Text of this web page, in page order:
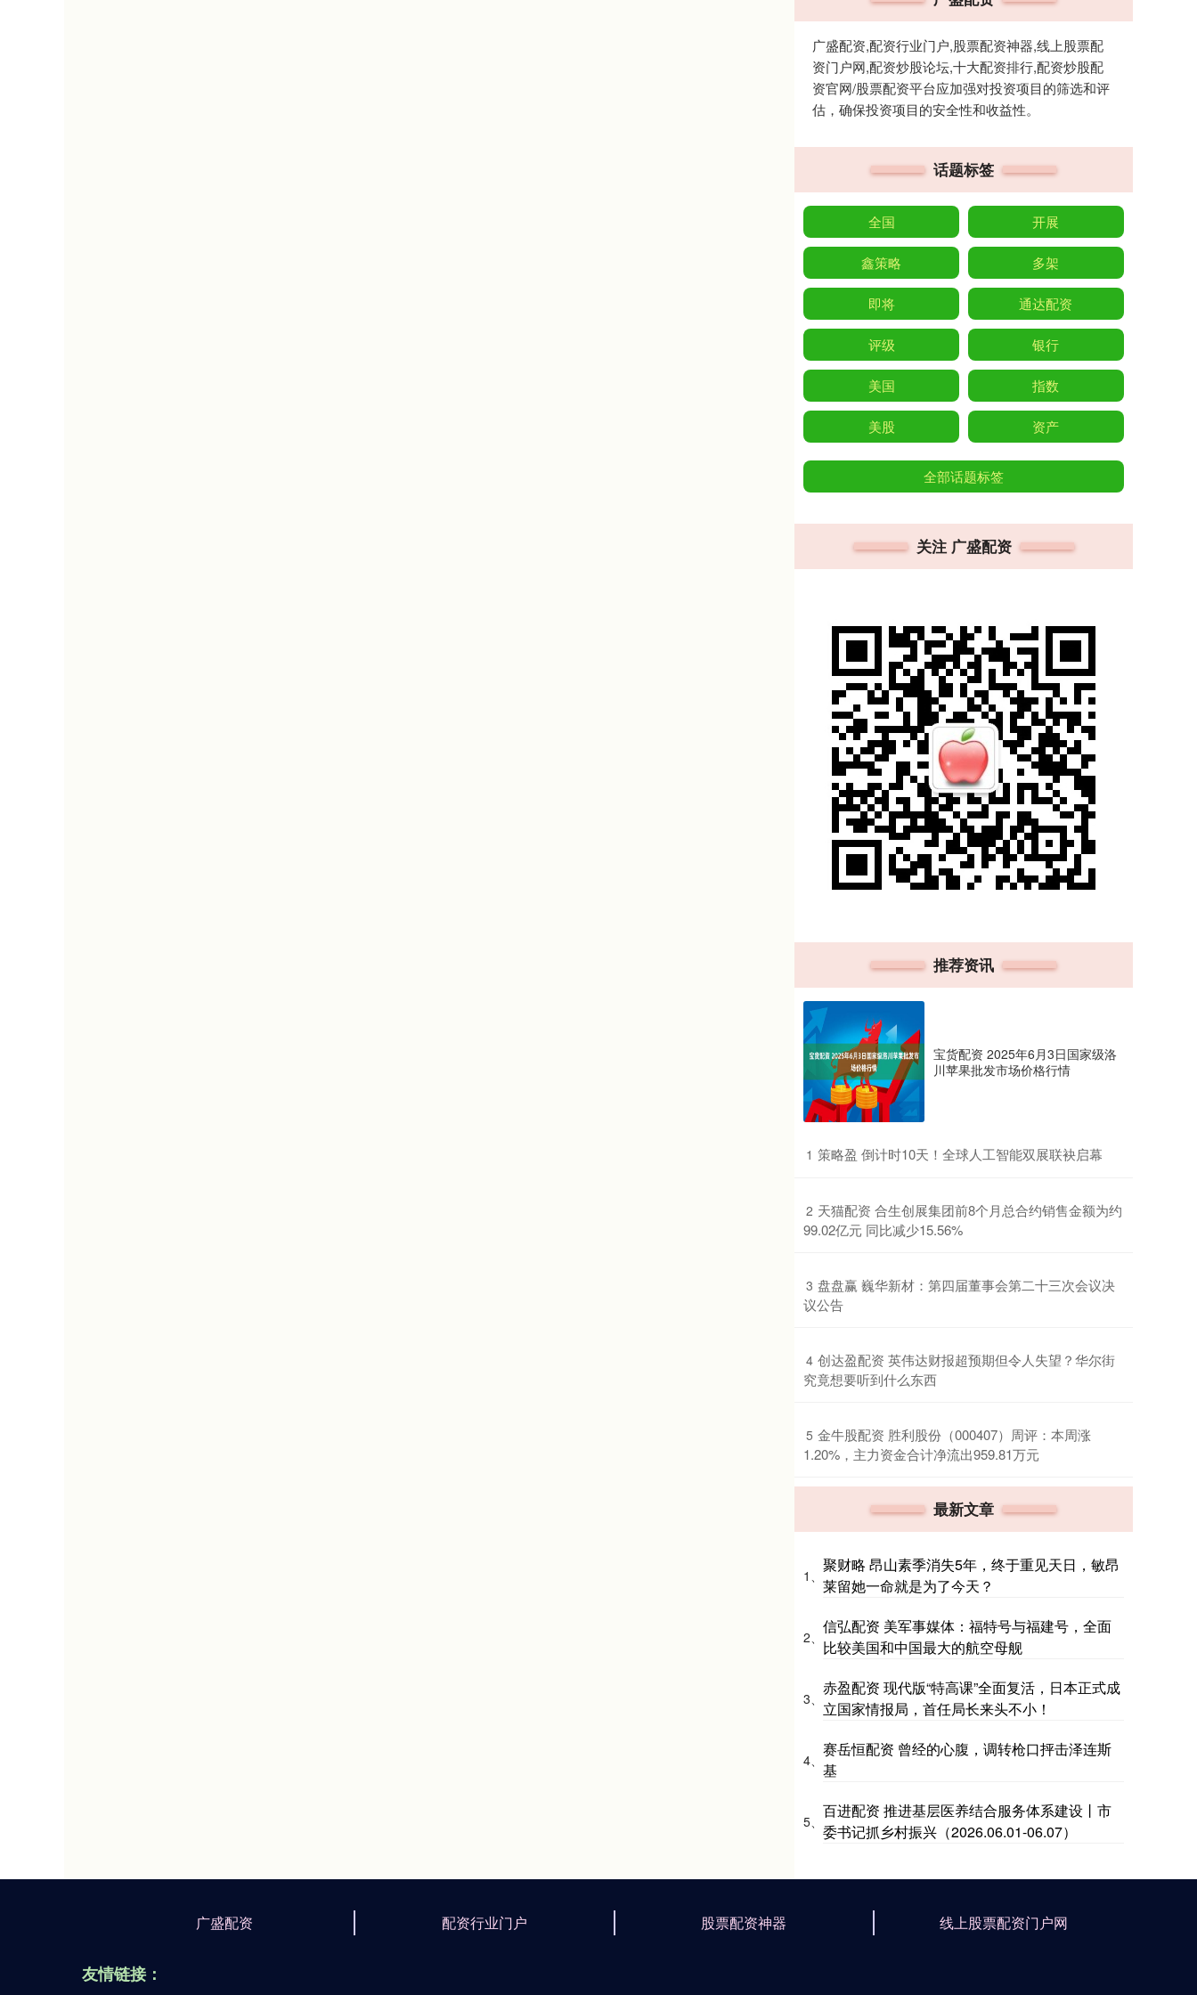
广盛配资,配资行业门户,股票配资神器,线上股票配
资门户网,配资炒股论坛,十大配资排行,配资炒股配
资官网/股票配资平台应加强对投资项目的筛选和评
估，确保投资项目的安全性和收益性。
话题标签
全国 开展
鑫策略 多架
即将 通达配资
评级 银行
美国 指数
美股 资产
全部话题标签
关注 广盛配资
推荐资讯
宝货配资 2025年6月3日国家级洛
川苹果批发市场价格行情
1 ​策略盈 倒计时10天！全球人工智能双展联袂启幕
2 ​天猫配资 合生创展集团前8个月总合约销售金额为约
99.02亿元 同比减少15.56%
3 ​盘盘赢 巍华新材：第四届董事会第二十三次会议决
议公告
4 ​创达盈配资 英伟达财报超预期但令人失望？华尔街
究竟想要听到什么东西
5 ​金牛股配资 胜利股份（000407）周评：本周涨
1.20%，主力资金合计净流出959.81万元
最新文章
1、
聚财略 昂山素季消失5年，终于重见天日，敏昂
莱留她一命就是为了今天？
2、
信弘配资 美军事媒体：福特号与福建号，全面
比较美国和中国最大的航空母舰
3、
赤盈配资 现代版“特高课”全面复活，日本正式成
立国家情报局，首任局长来头不小！
4、
赛岳恒配资 曾经的心腹，调转枪口抨击泽连斯
基
5、
百进配资 推进基层医养结合服务体系建设丨市
委书记抓乡村振兴（2026.06.01-06.07）
广盛配资 配资行业门户 股票配资神器 线上股票配资门户网
友情链接：